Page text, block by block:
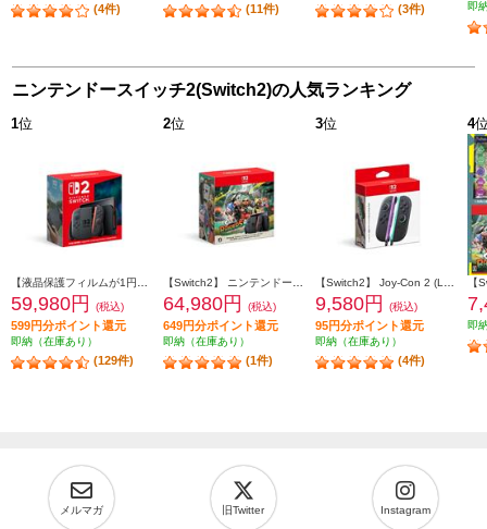
(4件) (11件) (3件) 即
ニンテンドースイッチ2(Switch2)の人気ランキング
1位
【液晶保護フィルムが1円で購入できる！】 【Switch2】 ニンテンドースイッチ2本体（日本語・国内専用）
59,980円 (税込)
599円分ポイント還元
即納（在庫あり）
(129件)
2位
【Switch2】 ニンテンドースイッチ2本体（日本語・国内専用） スプラトゥーン レイダース セット（特典：クッション付き ※シールは付きません）
64,980円 (税込)
649円分ポイント還元
即納（在庫あり）
(1件)
3位
【Switch2】 Joy-Con 2 (L) ライトパープル/(R) ライトグリーン
9,580円 (税込)
95円分ポイント還元
即納（在庫あり）
(4件)
4
即
メルマガ 旧Twitter Instagram